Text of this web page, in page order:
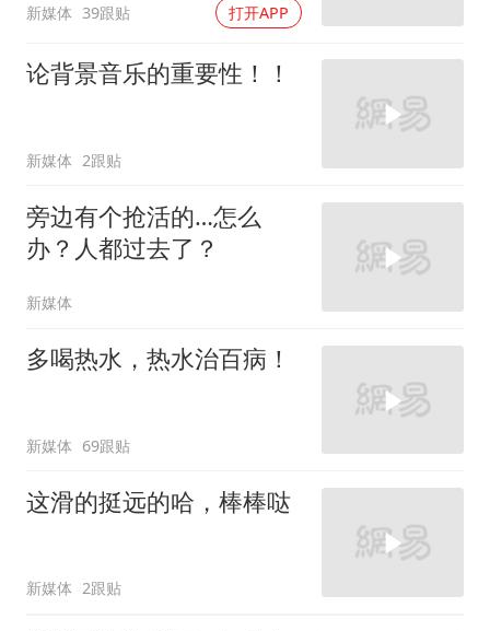
新媒体 39跟贴 打开APP
论背景音乐的重要性！！
新媒体 2跟贴
旁边有个抢活的…怎么
办？人都过去了？
新媒体
多喝热水，热水治百病！
新媒体 69跟贴
这滑的挺远的哈，棒棒哒
新媒体 2跟贴